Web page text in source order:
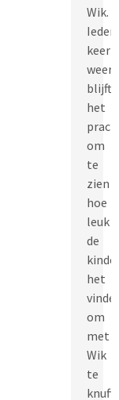
Wik.
keer
weer
blijft
het
om
te
zien
hoe
leuk
de
het
om
met
Wik
te